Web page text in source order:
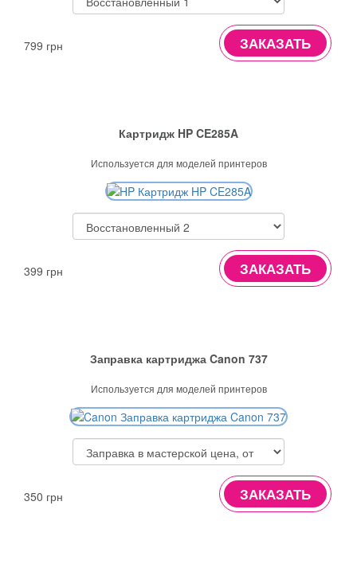
799 грн ЗАКАЗАТЬ
Картридж HP CE285A
Используется для моделей принтеров
399 грн ЗАКАЗАТЬ
Заправка картриджа Canon 737
Используется для моделей принтеров
350 грн ЗАКАЗАТЬ